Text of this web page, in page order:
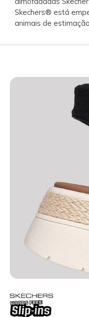
Skechers® está
animais de